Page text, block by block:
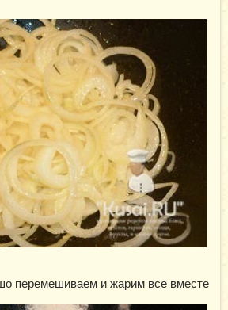
перемешиваем и жарим все вместе